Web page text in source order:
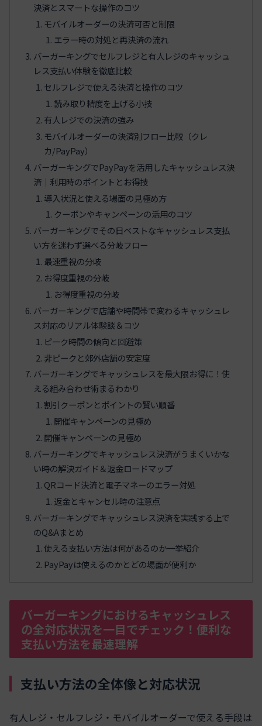
決済とスマートな操作のコツ
モバイルオーダーの決済可否と制限
エラー時の対処と再決済の流れ
バーガーキングでセルフレジと有人レジのキャッシュ
レス支払い体験を徹底比較
セルフレジで使える決済と操作のコツ
読み取り精度を上げる小技
有人レジでの決済の強み
モバイルオーダーの決済別フロー比較（クレ
カ/PayPay）
バーガーキングでPayPayを活用したキャッシュレス決
済｜利用時のポイントとお得技
導入状況と使える場面の見極め方
クーポンやキャンペーンの活用のコツ
バーガーキングでその日ベストなキャッシュレス支払
い方を迷わず選べる分岐フロー
最速重視の分岐
お得度重視の分岐
お得度重視の分岐
バーガーキングで店舗や時間帯で変わるキャッシュレ
ス対応のリアル体験談＆コツ
ピーク時間の傾向と回避策
非ピークと郊外店舗の安定度
バーガーキングでキャッシュレスを最大限お得に！使
える組み合わせ術まるわかり
割引クーポンとポイントの賢い順番
開催キャンペーンの見極め
開催キャンペーンの見極め
バーガーキングでキャッシュレス決済がうまくいかな
い時の解決ガイド＆返金ロードマップ
QRコード決済と電子マネーのエラー対処
返金とキャンセル時の注意点
バーガーキングでキャッシュレス決済を実践する上で
のQ&Aまとめ
使える支払い方法は何があるのか一挙紹介
PayPayは使えるのかとどの場面が便利か
バーガーキングにおけるキャッシュレス
の全対応状況を一目でチェック！便利な
支払い方法を最速理解
支払い方法の全体像と対応状況
有人レジ・セルフレジ・モバイルオーダーで使える手段は